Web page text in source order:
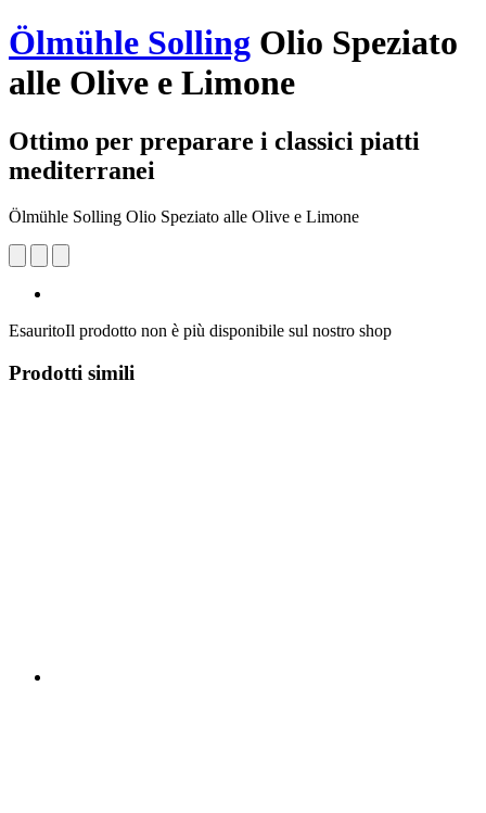
Ölmühle Solling Olio Speziato
alle Olive e Limone
Ottimo per preparare i classici piatti
mediterranei
Ölmühle Solling Olio Speziato alle Olive e Limone
EsauritoIl prodotto non è più disponibile sul nostro shop
Prodotti simili